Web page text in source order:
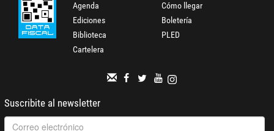
Agenda
Ediciones
Biblioteca
Cartelera
Cómo llegar
Boletería
PLED
Suscribite al newsletter